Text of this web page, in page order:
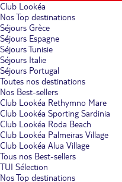
Club Lookéa
Nos Top destinations
Séjours Grèce
Séjours Espagne
Séjours Tunisie
Séjours Italie
Séjours Portugal
Toutes nos destinations
Nos Best-sellers
Club Lookéa Rethymno Mare
Club Lookéa Sporting Sardinia
Club Lookéa Roda Beach
Club Lookéa Palmeiras Village
Club Lookéa Alua Village
Tous nos Best-sellers
TUI Sélection
Nos Top destinations